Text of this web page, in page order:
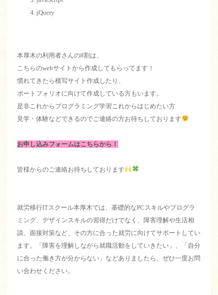
jQuery
本厚木の利用者さんの8割は、
こちらのwebサイトから作成してもらってます！
慣れてきたら模写サイト作成したり、
ポートフォリオに向けて作成している方もいます。
是非これからプログラミング学習これからはじめたい方
見学・体験などできるのでご連絡の方お待ちしております
お申し込みフォームはこちらから！
皆様からのご連絡お待ちしております
就労移行ITスクール本厚木では、基礎的なPCスキルやプログラ
ミング、デザインスキルの習得だけでなく、障害理解や生活相
談、面接対策など、その方に合った就労に向けてサポートしてい
ます。「障害を理解しながら就職活動をしていきたい」、「自分
に合った働き方が分からない」などありましたら、ぜひ一度お問
い合わせください。